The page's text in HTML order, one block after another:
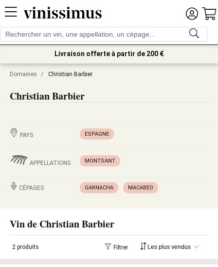
Livraison offerte à partir de 200 €
Domaines / Christian Barbier
Christian Barbier
PAYS ESPAGNE
APPELLATIONS MONTSANT
CÉPAGES GARNACHA MACABEO
Vin de Christian Barbier
2 produits Filtrer